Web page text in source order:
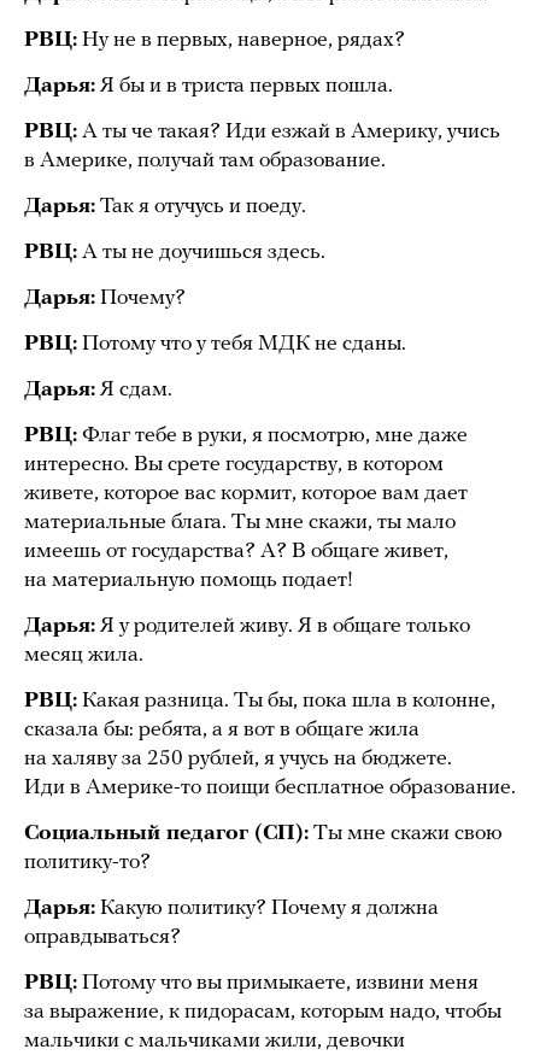
РВЦ: Ну не в первых, наверное, рядах?
Дарья: Я бы и в триста первых пошла.
РВЦ: А ты че такая? Иди езжай в Америку, учись
в Америке, получай там образование.
Дарья: Так я отучусь и поеду.
РВЦ: А ты не доучишься здесь.
Дарья: Почему?
РВЦ: Потому что у тебя МДК не сданы.
Дарья: Я сдам.
РВЦ: Флаг тебе в руки, я посмотрю, мне даже
интересно. Вы срете государству, в котором
живете, которое вас кормит, которое вам дает
материальные блага. Ты мне скажи, ты мало
имеешь от государства? А? В общаге живет,
на материальную помощь подает!
Дарья: Я у родителей живу. Я в общаге только
месяц жила.
РВЦ: Какая разница. Ты бы, пока шла в колонне,
сказала бы: ребята, а я вот в общаге жила
на халяву за 250 рублей, я учусь на бюджете.
Иди в Америке-то поищи бесплатное образование.
Социальный педагог (СП): Ты мне скажи свою
политику-то?
Дарья: Какую политику? Почему я должна
оправдываться?
РВЦ: Потому что вы примыкаете, извини меня
за выражение, к пидорасам, которым надо, чтобы
мальчики с мальчиками жили, девочки